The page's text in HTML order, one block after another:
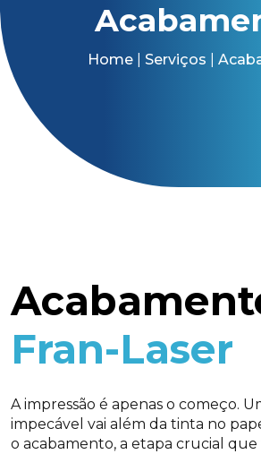
Home| Serviços
Fran-Laser
A impressão é apenas o começo.
impecável vai além da tinta no
o acabamento, a etapa crucial que